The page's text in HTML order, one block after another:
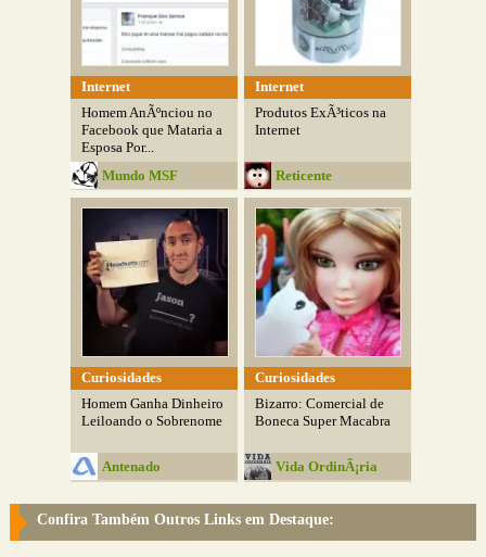
Internet
Homem AnÃºnciou no
Facebook que Mataria a
Esposa Por...
Mundo MSF
Internet
Produtos ExÃ³ticos na
Internet
Reticente
Curiosidades
Homem Ganha Dinheiro
Leiloando o Sobrenome
Antenado
Curiosidades
Bizarro: Comercial de
Boneca Super Macabra
Vida OrdinÃ¡ria
Confira Também Outros Links em Destaque: